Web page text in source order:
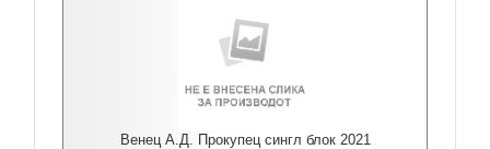
Венец А.Д. Прокупец сингл блок 2021